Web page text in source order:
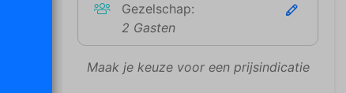
Gezelschap:
2 Gasten
Maak je keuze voor een prijsindicatie